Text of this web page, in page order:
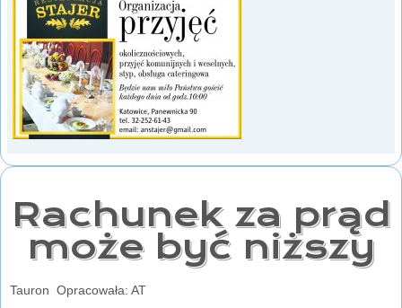
Rachunek za prąd
może być niższy
Tauron Opracowała: AT